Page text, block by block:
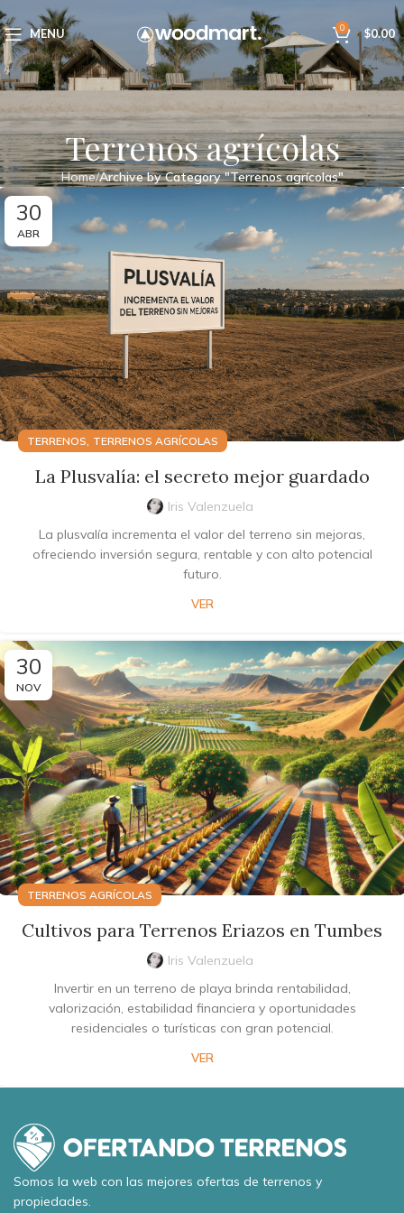
MENU 0 $0.00
Terrenos agrícolas
Home Archive by Category "Terrenos agrícolas"
30
ABR
TERRENOS, TERRENOS AGRÍCOLAS
La Plusvalía: el secreto mejor guardado
Iris Valenzuela
La plusvalía incrementa el valor del terreno sin mejoras,
ofreciendo inversión segura, rentable y con alto potencial
futuro.
VER
30
NOV
TERRENOS AGRÍCOLAS
Cultivos para Terrenos Eriazos en Tumbes
Iris Valenzuela
Invertir en un terreno de playa brinda rentabilidad,
valorización, estabilidad financiera y oportunidades
residenciales o turísticas con gran potencial.
VER
Somos la web con las mejores ofertas de terrenos y
propiedades.